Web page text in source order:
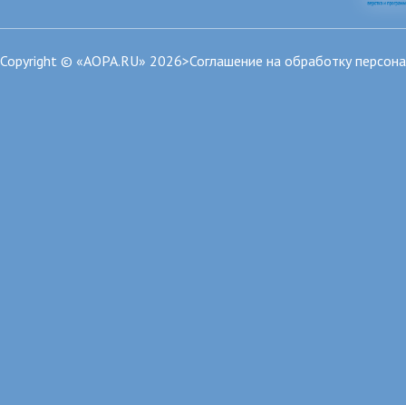
Copyright © «AOPA.RU» 2026>Соглашение на обработку